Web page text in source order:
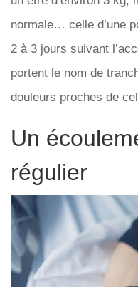
normale… celle d’une
2 à 3 jours suivant
portent le nom de
douleurs proches de
Un
régulier